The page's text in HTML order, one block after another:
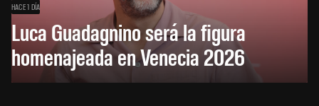
HACE 1 DÍA
Luca Guadagnino será la figura
homenajeada en Venecia 2026